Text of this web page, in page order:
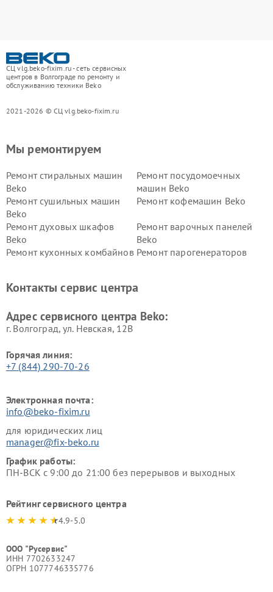
СЦ vlg.beko-fixim.ru - сеть сервисных
центров в Волгограде по ремонту и
обслуживанию техники Beko
2021-2026 © СЦ vlg.beko-fixim.ru
Мы ремонтируем
Ремонт стиральных машин
Beko
Ремонт посудомоечных
машин Beko
Ремонт сушильных машин
Beko
Ремонт кофемашин Beko
Ремонт духовых шкафов
Beko
Ремонт варочных панелей
Beko
Ремонт кухонных комбайнов Ремонт парогенераторов
Ремонт холодильников Beko Ремонт морозильных камер
Контакты сервис центра
Адрес сервисного центра Beko:
г. Волгоград, ул. Невская, 12В
Горячая линия:
+7 (844) 290-70-26
Электронная почта:
info@beko-fixim.ru
для юридических лиц
manager@fix-beko.ru
График работы:
ПН-ВСК с 9:00 до 21:00 без перерывов и выходных
Рейтинг сервисного центра
4.9-5.0
ООО "Русервис"
ИНН 7702633247
ОГРН 1077746335776